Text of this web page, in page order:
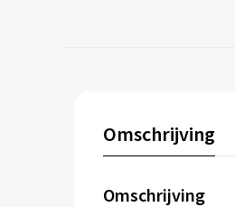
Omschrijving
Omschrijving